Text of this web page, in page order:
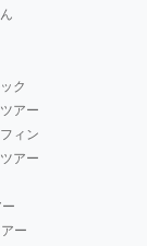
ク
アー
ィン
アー
ー